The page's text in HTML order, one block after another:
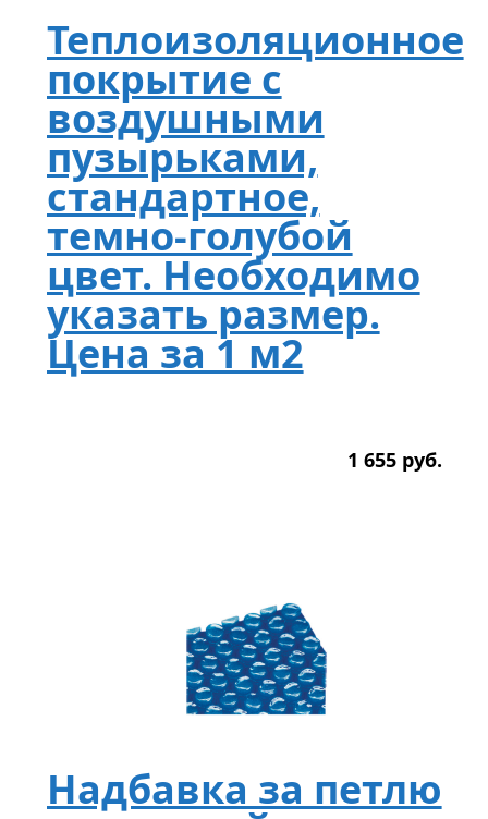
Теплоизоляционное
покрытие с
воздушными
пузырьками,
стандартное,
темно-голубой
цвет. Необходимо
указать размер.
Цена за 1 м2
1 655 руб.
Надбавка за петлю